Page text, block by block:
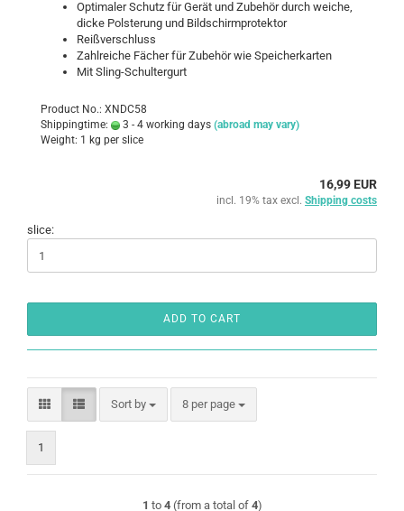
Optimaler Schutz für Gerät und Zubehör durch weiche,
dicke Polsterung und Bildschirmprotektor
Reißverschluss
Zahlreiche Fächer für Zubehör wie Speicherkarten
Mit Sling-Schultergurt
Product No.: XNDC58
Shippingtime:
3 - 4 working days (abroad may vary)
Weight: 1 kg per slice
16,99 EUR
incl. 19% tax excl. Shipping costs
slice:
ADD TO CART
Sort by
Sort by 8 per page
per page
1
1 to 4(from a total of 4)